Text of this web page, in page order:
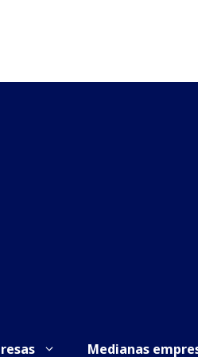
Medianas